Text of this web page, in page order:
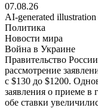
07.08.26
AI-generated illustration
Политика
Новости мира
Война в Украине
Правительство
рассмотрение
с $130 до $1200.
заявления о приеме в
обе ставки